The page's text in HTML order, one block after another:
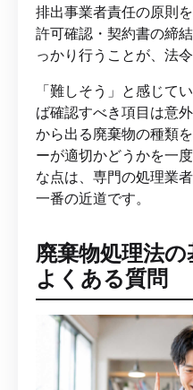
排出事業者責任の原則
許可確認・契約書の締
っかり行うことが、法
「難しそう」と感じて
ば確認すべき項目は意
から出る廃棄物の種類
ーが適切かどうかを一
な点は、専門の処理業
一番の近道です。
廃棄物処理法
よくある質問